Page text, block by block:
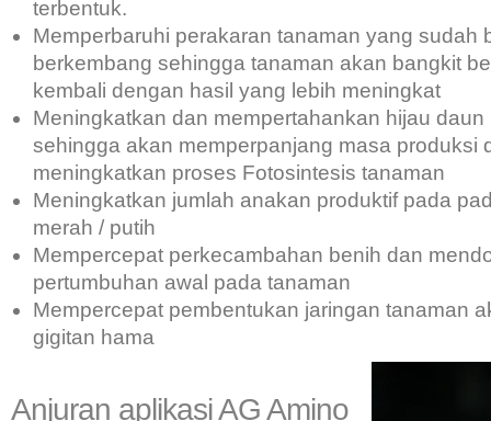
terbentuk.
Memperbaruhi perakaran tanaman yang sudah
berkembang sehingga tanaman akan bangkit
kembali dengan hasil yang lebih meningkat
Meningkatkan dan mempertahankan hijau daun
sehingga akan memperpanjang masa produksi
meningkatkan proses Fotosintesis tanaman
Meningkatkan jumlah anakan produktif pada
merah / putih
Mempercepat perkecambahan benih dan
pertumbuhan awal pada tanaman
Mempercepat pembentukan jaringan tanaman
gigitan hama
Anjuran aplikasi AG Amino